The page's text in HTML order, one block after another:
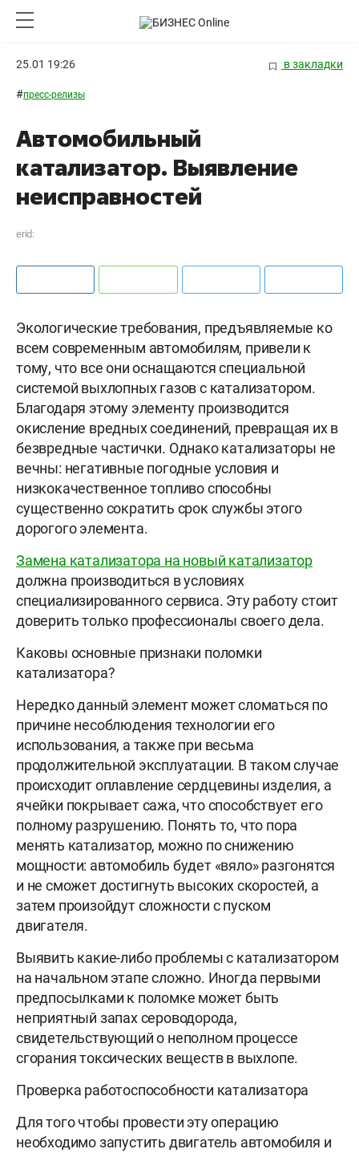
25.01 19:26 в закладки
#пресс-релизы
Автомобильный
катализатор. Выявление
неисправностей
erid:
Экологические требования, предъявляемые ко
всем современным автомобилям, привели к
тому, что все они оснащаются специальной
системой выхлопных газов с катализатором.
Благодаря этому элементу производится
окисление вредных соединений, превращая их в
безвредные частички. Однако катализаторы не
вечны: негативные погодные условия и
низкокачественное топливо способны
существенно сократить срок службы этого
дорогого элемента.
Замена катализатора на новый катализатор
должна производиться в условиях
специализированного сервиса. Эту работу стоит
доверить только профессионалы своего дела.
Каковы основные признаки поломки
катализатора?
Нередко данный элемент может сломаться по
причине несоблюдения технологии его
использования, а также при весьма
продолжительной эксплуатации. В таком случае
происходит оплавление сердцевины изделия, а
ячейки покрывает сажа, что способствует его
полному разрушению. Понять то, что пора
менять катализатор, можно по снижению
мощности: автомобиль будет «вяло» разгонятся
и не сможет достигнуть высоких скоростей, а
затем произойдут сложности с пуском
двигателя.
Выявить какие-либо проблемы с катализатором
на начальном этапе сложно. Иногда первыми
предпосылками к поломке может быть
неприятный запах сероводорода,
свидетельствующий о неполном процессе
сгорания токсических веществ в выхлопе.
Проверка работоспособности катализатора
Для того чтобы провести эту операцию
необходимо запустить двигатель автомобиля и